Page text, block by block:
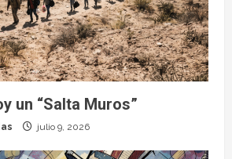
un “Salta Muros”
julio 9, 2026